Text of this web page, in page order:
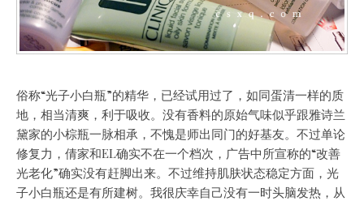
俗称“光子小白瓶”的精华，已经试用过了，如同蛋清一样的质
地，相当清爽，利于吸收。没有香料的原始气味似乎跟雅诗兰
黛家的小棕瓶一脉相承，不愧是师出同门的好基友。不过单论
修复力，倩家和EL确实不在一个档次，广告中所宣称的“改善
光老化”确实没有赶脚出来。不过维持肌肤状态稳定方面，光
子小白瓶还是有所建树。我很庆幸自己没有一时头脑发热，从